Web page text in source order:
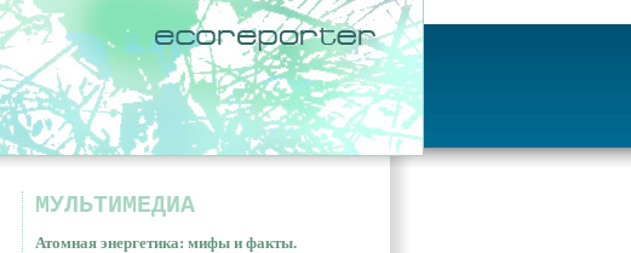
МУЛЬТИМЕДИА
Атомная энергетика: мифы и факты.